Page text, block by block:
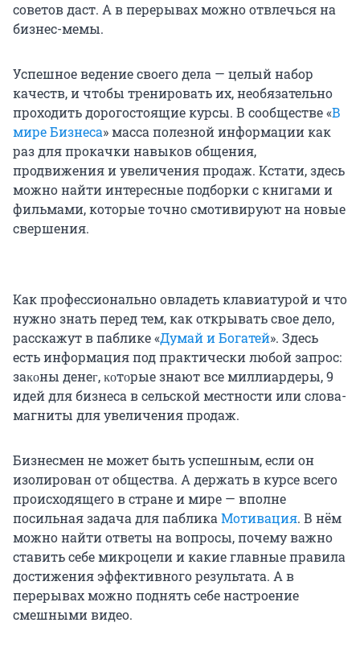
советов даст. А в перерывах можно отвлечься на
бизнес-мемы.
Успешное ведение своего дела — целый набор
качеств, и чтобы тренировать их, необязательно
проходить дорогостоящие курсы. В сообществе «В
мире Бизнеса» масса полезной информации как
раз для прокачки навыков общения,
продвижения и увеличения продаж. Кстати, здесь
можно найти интересные подборки с книгами и
фильмами, которые точно смотивируют на новые
свершения.
Как профессионально овладеть клавиатурой и что
нужно знать перед тем, как открывать свое дело,
расскажут в паблике «Думай и Богатей». Здесь
есть информация под практически любой запрос:
заĸοны денеᴦ, ĸοтοрые знают все миллиардеры, 9
идей для бизнеса в сельской местности или слова-
магниты для увеличения продаж.
Бизнесмен не может быть успешным, если он
изолирован от общества. А держать в курсе всего
происходящего в стране и мире — вполне
посильная задача для пабликаМотивация. В нём
можно найти ответы на вопросы, почему важно
ставить себе микроцели и какие главные правила
достижения эффективного результата. А в
перерывах можно поднять себе настроение
смешными видео.